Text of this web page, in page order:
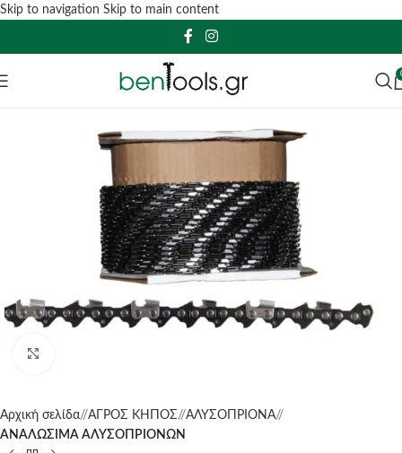
Skip to navigation Skip to main content
Αρχική σελίδα/ ΑΓΡΟΣ ΚΗΠΟΣ/ ΑΛΥΣΟΠΡΙΟΝΑ/
ΑΝΑΛΩΣΙΜΑ ΑΛΥΣΟΠΡΙΟΝΩΝ